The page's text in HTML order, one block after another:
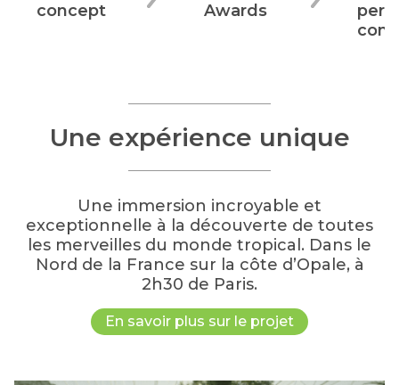
concept
Awards
Une expérience unique
Une immersion incroyable et
exceptionnelle à la découverte de toutes
les merveilles du monde tropical. Dans le
Nord de la France sur la côte d’Opale, à
2h30 de Paris.
En savoir plus sur le projet